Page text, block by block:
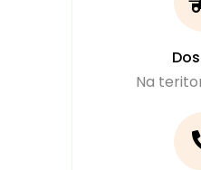
Na